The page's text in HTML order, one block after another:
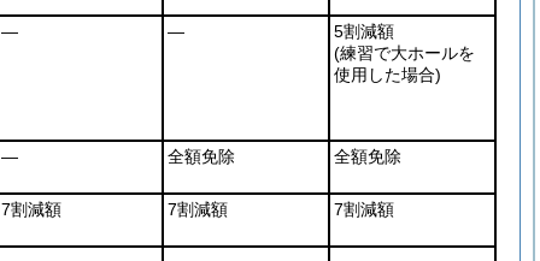
― ―
5割減額
(練習で大ホールを
使用した場合)
― 全額免除 全額免除
7割減額 7割減額 7割減額